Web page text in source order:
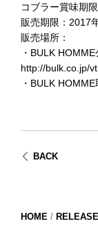
コブラー賞味期
販売期限：2017
販売場所：
・BULK
http://bulk.co.jp/vt
・BULK
BACK
HOME /